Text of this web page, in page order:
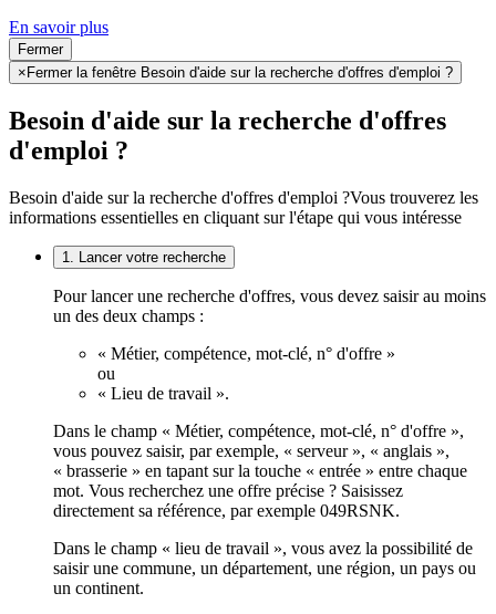
En savoir plus
Fermer
×Fermer la fenêtre Besoin d'aide sur la recherche d'offres d'emploi ?
Besoin d'aide sur la recherche d'offres
d'emploi ?
Besoin d'aide sur la recherche d'offres d'emploi ?Vous trouverez les
informations essentielles en cliquant sur l'étape qui vous intéresse
1. Lancer votre recherche
Pour lancer une recherche d'offres, vous devez saisir au moins
un des deux champs :
« Métier, compétence, mot-clé, n° d'offre »
ou
« Lieu de travail ».
Dans le champ « Métier, compétence, mot-clé, n° d'offre »,
vous pouvez saisir, par exemple, « serveur », « anglais »,
« brasserie » en tapant sur la touche « entrée » entre chaque
mot. Vous recherchez une offre précise ? Saisissez
directement sa référence, par exemple 049RSNK.
Dans le champ « lieu de travail », vous avez la possibilité de
saisir une commune, un département, une région, un pays ou
un continent.